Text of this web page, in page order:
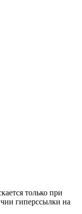
только при
гиперссылки на